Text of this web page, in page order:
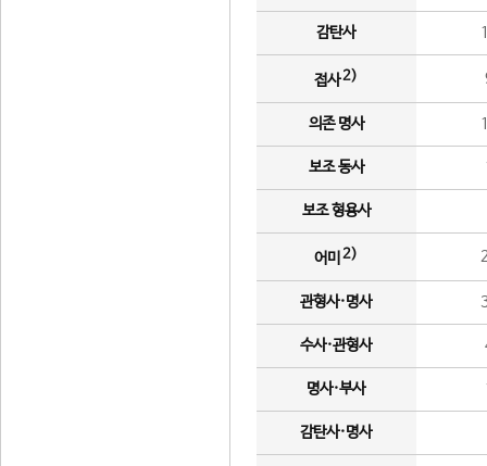
감탄사
접사2)
의존 명사
보조 동사
보조 형용사
어미 2)
관형사·명사
수사·관형사
명사·부사
감탄사·명사